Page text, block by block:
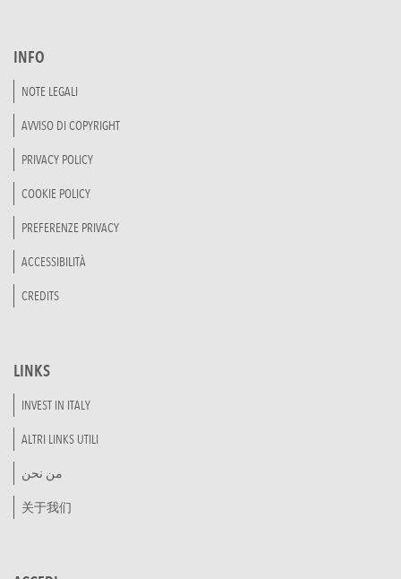
INFO
NOTE LEGALI
AVVISO DI COPYRIGHT
PRIVACY POLICY
COOKIE POLICY
PREFERENZE PRIVACY
ACCESSIBILITÀ
CREDITS
LINKS
INVEST IN ITALY
ALTRI LINKS UTILI
من نحن
关于我们